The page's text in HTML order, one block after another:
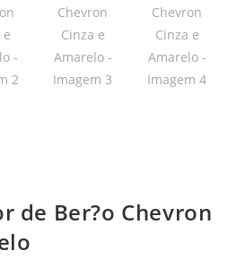
de Ber?o Chevron